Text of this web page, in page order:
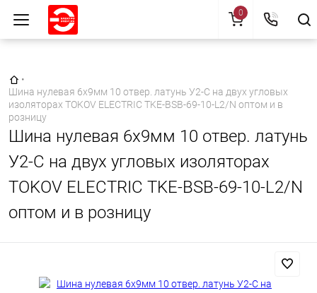
Главная страница
•
Шина нулевая 6х9мм 10 отвер. латунь У2-С на двух угловых
изоляторах TOKOV ELECTRIC TKE-BSB-69-10-L2/N оптом и в
розницу
Шина нулевая 6х9мм 10 отвер. латунь
У2-С на двух угловых изоляторах
TOKOV ELECTRIC TKE-BSB-69-10-L2/N
оптом и в розницу
0